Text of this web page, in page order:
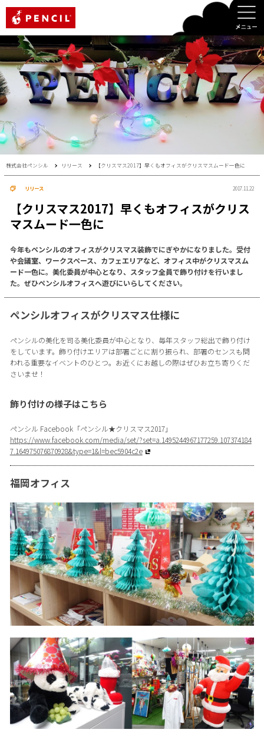
株式会社ペンシル リリース 【クリスマス2017】早くもオフィスがクリスマスムード一色に
リリース 2017.11.22
【クリスマス2017】早くもオフィスがクリス
マスムード一色に
今年もペンシルのオフィスがクリスマス装飾でにぎやかになりました。受付
や会議室、ワークスペース、カフェエリアなど、オフィス中がクリスマスム
ード一色に。美化委員が中心となり、スタッフ全員で飾り付けを行いまし
た。ぜひペンシルオフィスへ遊びにいらしてください。
ペンシルオフィスがクリスマス仕様に
ペンシルの美化を司る美化委員が中心となり、毎年スタッフ総出で飾り付け
をしています。飾り付けエリアは部署ごとに割り振られ、部署のセンスも問
われる重要なイベントのひとつ。お近くにお越しの際はぜひお立ち寄りくだ
さいませ！
飾り付けの様子はこちら
ペンシル Facebook「ペンシル★クリスマス2017」
https://www.facebook.com/media/set/?set=a.1495244967177259.107374184
7.164975076870928&type=1&l=bec5904c2e
福岡オフィス